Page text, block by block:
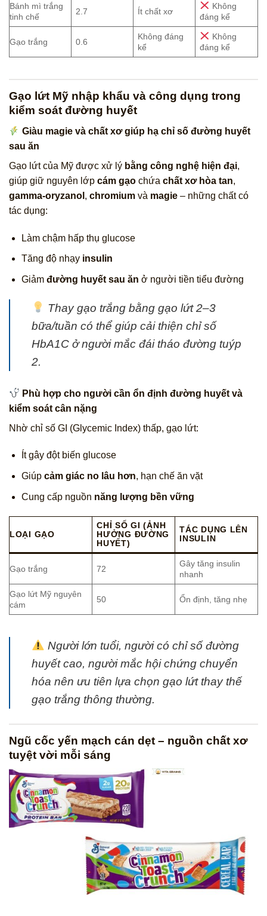
Bánh mì trắng
tinh chế
2.7 Ít chất xơ
Không
đáng kể
Gạo trắng 0.6
Không đáng
kể
Không
đáng kể
Gạo lứt Mỹ nhập khẩu và công dụng trong
kiểm soát đường huyết
Giàu magie và chất xơ giúp hạ chỉ số đường huyết
sau ăn
Gạo lứt của Mỹ được xử lý bằng công nghệ hiện đại,
giúp giữ nguyên lớp cám gạo chứa chất xơ hòa tan,
gamma-oryzanol , chromium và magie – những chất có
tác dụng:
Làm chậm hấp thụ glucose
Tăng độ nhạy insulin
Giảm đường huyết sau ăn ở người tiền tiểu đường
Thay gạo trắng bằng gạo lứt 2–3
bữa/tuần có thể giúp cải thiện chỉ số
HbA1C ở người mắc đái tháo đường tuýp
2.
Phù hợp cho người cần ổn định đường huyết và
kiểm soát cân nặng
Nhờ chỉ số GI (Glycemic Index) thấp, gạo lứt:
Ít gây đột biến glucose
Giúp cảm giác no lâu hơn, hạn chế ăn vặt
Cung cấp nguồn năng lượng bền vững
LOẠI GẠO
CHỈ SỐ GI (ẢNH
HƯỞNG ĐƯỜNG
HUYẾT)
TÁC DỤNG LÊN
INSULIN
Gạo trắng 72
Gây tăng insulin
nhanh
Gạo lứt Mỹ nguyên
cám
50 Ổn định, tăng nhẹ
Người lớn tuổi, người có chỉ số đường
huyết cao, người mắc hội chứng chuyển
hóa nên ưu tiên lựa chọn gạo lứt thay thế
gạo trắng thông thường.
Ngũ cốc yến mạch cán dẹt – nguồn chất xơ
tuyệt vời mỗi sáng